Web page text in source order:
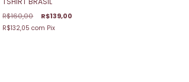
R$160,00 R$139,00
R$132,05com Pix